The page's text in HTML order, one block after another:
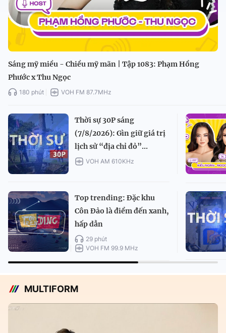
Sáng mỹ miều - Chiều mỹ mãn | Tập 1083: Phạm Hồng
Phước x Thu Ngọc
180 phút VOH FM 87.7MHz
Thời sự 30P sáng
(7/8/2026): Gìn giữ giá trị
lịch sử “địa chỉ đỏ”...
VOH AM 610KHz
Top trending: Đặc khu
Côn Đảo là điểm đến xanh,
hấp dẫn
29 phút
VOH FM 99.9 MHz
MULTIFORM